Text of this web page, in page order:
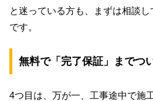
と迷っている方も、まずは相談
です。
無料で「完了保証」までつ
4つ目は、万が一、工事途中で施